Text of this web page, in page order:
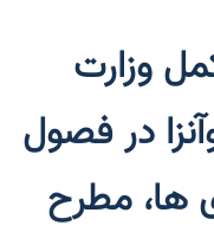
وزارت
در فصول
ها، مطرح